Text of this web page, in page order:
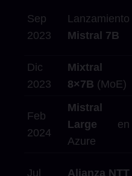
Sep
2023
Lanzamiento
Mistral 7B
Dic
2023
Mixtral
8×7B (MoE)
Feb
2024
Mistral
Large en
Azure
Jul
Alianza NTT